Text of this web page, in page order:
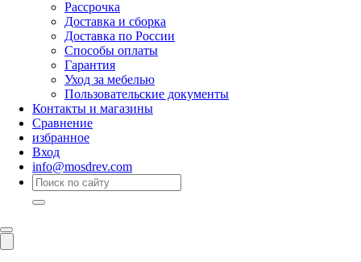
Рассрочка
Доставка и сборка
Доставка по России
Способы оплаты
Гарантия
Уход за мебелью
Пользовательские документы
Контакты и магазины
Сравнение
избранное
Вход
info@mosdrev.com